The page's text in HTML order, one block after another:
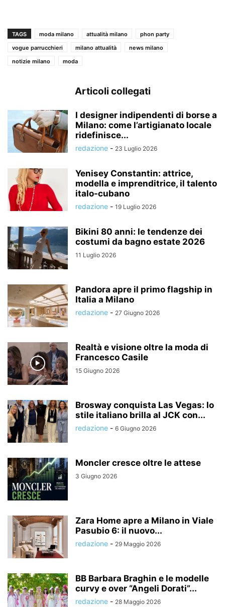
TAGS moda milano attualità milano
phon party
vogue parrucchieri
milano attualità
news milano
notizie milano
moda
Articoli collegati
I designer indipendenti di borse a
Milano: come l’artigianato locale
ridefinisce...
redazione - 23 Luglio 2026
Yenisey Constantin: attrice,
modella e imprenditrice, il talento
italo-cubano
redazione - 19 Luglio 2026
Bikini 80 anni: le tendenze dei
costumi da bagno estate 2026
11 Luglio 2026
Pandora apre il primo flagship in
Italia a Milano
redazione - 27 Giugno 2026
Realtà e visione oltre la moda di
Francesco Casile
15 Giugno 2026
Brosway conquista Las Vegas: lo
stile italiano brilla al JCK con...
redazione - 6 Giugno 2026
Moncler cresce oltre le attese
3 Giugno 2026
Zara Home apre a Milano in Viale
Pasubio 6: il nuovo...
redazione - 29 Maggio 2026
BB Barbara Braghin e le modelle
curvy e over “Angeli Dorati”...
redazione - 28 Maggio 2026